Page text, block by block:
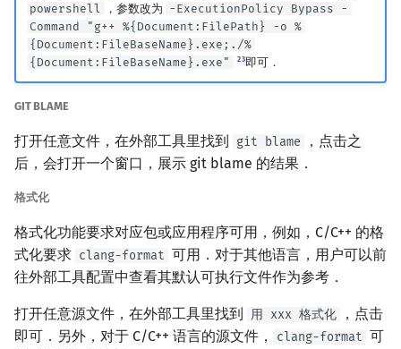
powershell
，参数改为 -ExecutionPolicy Bypass -
Command "g++ %{Document:FilePath} -o %
{Document:FileBaseName}.exe;./%
{Document:FileBaseName}.exe"
23即可．
GIT BLAME
打开任意文件，在外部工具里找到 git blame
，点击之
后，会打开一个窗口，展示 git blame 的结果．
格式化
格式化功能要求对应包或应用程序可用，例如，C/C++ 的格
式化要求 clang-format 可用．对于其他语言，用户可以前
往外部工具配置中查看其默认可执行文件作为参考．
打开任意源文件，在外部工具里找到 用 xxx 格式化
，点击
即可．另外，对于 C/C++ 语言的源文件，
clang-format 可